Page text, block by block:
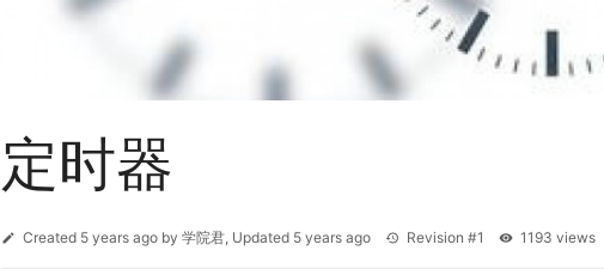
定时器
Created 5 years ago by 学院君, Updated 5 years ago Revision #1 1193 views